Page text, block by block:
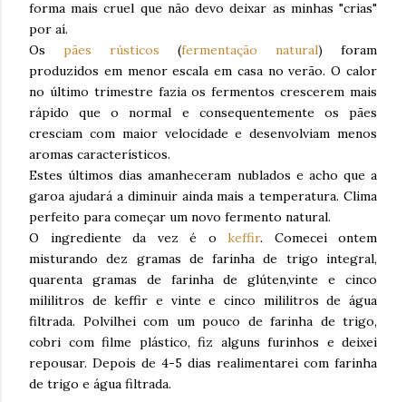
forma mais cruel que não devo deixar as minhas "crias"
por aí.
Os pães rústicos (fermentação natural) foram
produzidos em menor escala em casa no verão. O calor
no último trimestre fazia os fermentos crescerem mais
rápido que o normal e consequentemente os pães
cresciam com maior velocidade e desenvolviam menos
aromas característicos.
Estes últimos dias amanheceram nublados e acho que a
garoa ajudará a diminuir ainda mais a temperatura. Clima
perfeito para começar um novo fermento natural.
O ingrediente da vez é o keffir. Comecei ontem
misturando dez gramas de farinha de trigo integral,
quarenta gramas de farinha de glúten,vinte e cinco
mililitros de keffir e vinte e cinco mililitros de água
filtrada. Polvilhei com um pouco de farinha de trigo,
cobri com filme plástico, fiz alguns furinhos e deixei
repousar. Depois de 4-5 dias realimentarei com farinha
de trigo e água filtrada.